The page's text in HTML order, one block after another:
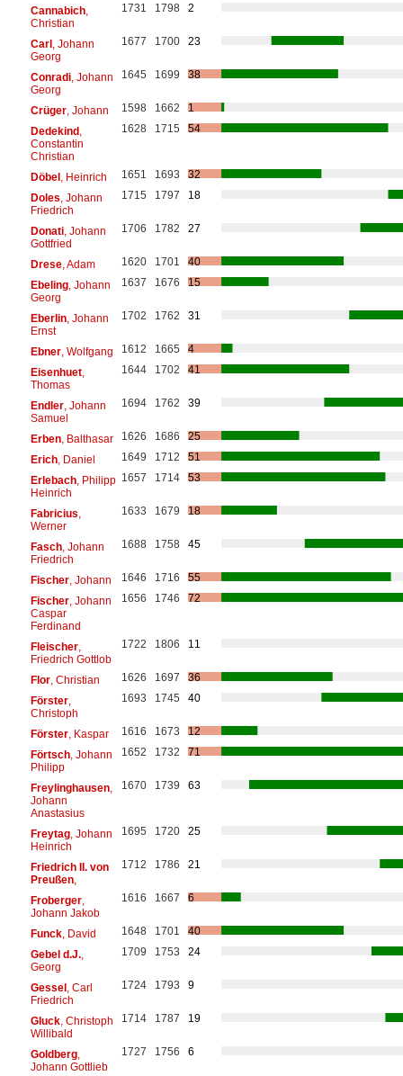
Cannabich,
Christian
1731 1798 2
Carl, Johann
Georg
1677 1700 23
Conradi, Johann
Georg
1645 1699 38
Crüger, Johann 1598 1662
1
Dedekind,
Constantin
Christian
1628 1715 54
Döbel, Heinrich 1651 1693
32
Doles , Johann
Friedrich
1715 1797 18
Donati, Johann
Gottfried
1706 1782 27
Drese, Adam 1620 1701
40
Ebeling, Johann
Georg
1637 1676 15
Eberlin, Johann
Ernst
1702 1762 31
Ebner, Wolfgang 1612 1665
4
Eisenhuet,
Thomas
1644 1702 41
Endler, Johann
Samuel
1694 1762 39
Erben, Balthasar 1626 1686
25
Erich, Daniel 1649 1712
51
Erlebach, Philipp
Heinrich
1657 1714 53
Fabricius
Werner
1633 1679 18
Fasch, Johann
Friedrich
1688 1758 45
Fischer, Johann 1646 1716
55
Fischer, Johann
Caspar
Ferdinand
1656 1746 72
Fleischer,
Friedrich Gottlob
1722 1806 11
Flor, Christian 1626 1697
36
Förster,
Christoph
1693 1745 40
Förster, Kaspar 1616 1673
12
Förtsch, Johann
Philipp
1652 1732 71
Freylinghausen,
Johann
Anastasius
1670 1739 63
Freytag, Johann
Heinrich
1695 1720 25
Friedrich II. von
Preußen,
1712 1786 21
Froberger,
Johann Jakob
1616 1667 6
Funck, David 1648 1701
40
Gebel d.J.,
Georg
1709 1753 24
Gessel, Carl
Friedrich
1724 1793 9
Gluck, Christoph
Willibald
1714 1787 19
Goldberg,
Johann Gottlieb
1727 1756 6